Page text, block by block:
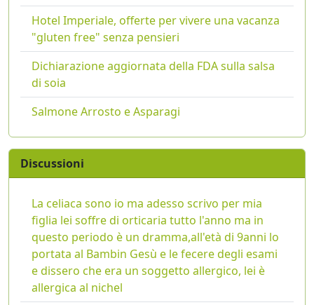
Hotel Imperiale, offerte per vivere una vacanza
"gluten free" senza pensieri
Dichiarazione aggiornata della FDA sulla salsa
di soia
Salmone Arrosto e Asparagi
Discussioni
La celiaca sono io ma adesso scrivo per mia
figlia lei soffre di orticaria tutto l'anno ma in
questo periodo è un dramma,all'età di 9anni lo
portata al Bambin Gesù e le fecere degli esami
e dissero che era un soggetto allergico, lei è
allergica al nichel